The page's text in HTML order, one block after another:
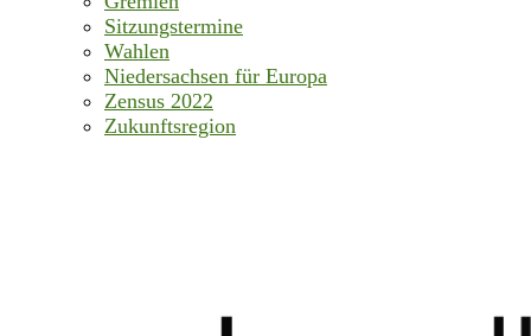
Sitzungstermine
Wahlen
Niedersachsen für Europa
Zensus 2022
Zukunftsregion